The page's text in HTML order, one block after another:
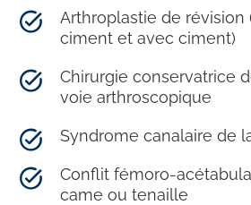
Arthroplastie de révision
ciment et avec ciment)
Chirurgie conservatrice
voie arthroscopique
Syndrome canalaire de
Conflit fémoro-
came ou tenaille